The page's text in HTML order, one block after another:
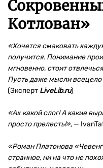
Котлован»
«Хочется смаковать
получится. Понимание
мгновенно, стоит
Пусть даже мысли
(Эксперт LiveLib.ru)
«Ах какой слог! А какие
просто прелесть!», —
«Роман Платонова
странное, ни на что не